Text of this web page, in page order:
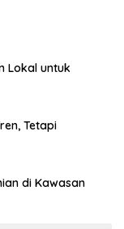
Lokal untuk
Tetapi
di Kawasan